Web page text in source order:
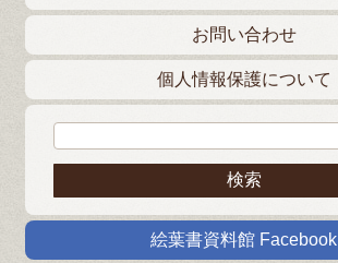
お問い合わせ
個人情報保護について
絵葉書資料館 Facebook